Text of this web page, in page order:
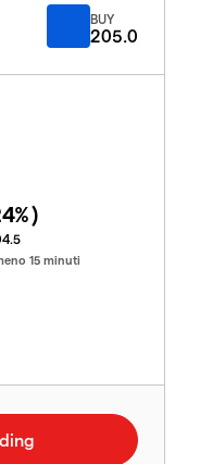
BUY
205.0
%)
15 minuti